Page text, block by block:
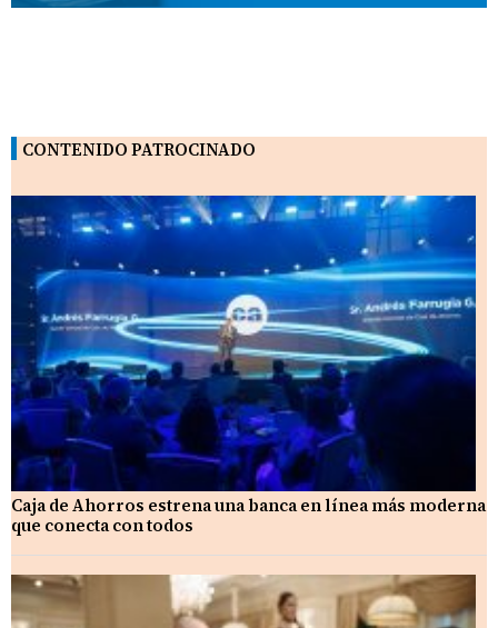
CONTENIDO PATROCINADO
Caja de Ahorros estrena una banca en línea más moderna
que conecta con todos